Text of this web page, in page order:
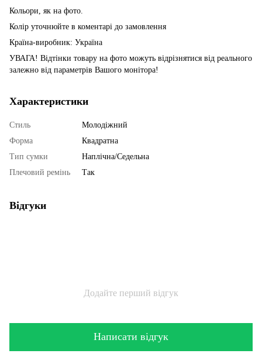
Кольори, як на фото.
Колір уточнюйте в коментарі до замовлення
Країна-виробник: Україна
УВАГА! Відтінки товару на фото можуть відрізнятися від реального
залежно від параметрів Вашого монітора!
Характеристики
Стиль
Молодіжний
Форма
Квадратна
Тип сумки
Наплічна/Седельна
Плечовий ремінь
Так
Відгуки
Додайте перший відгук
Написати відгук